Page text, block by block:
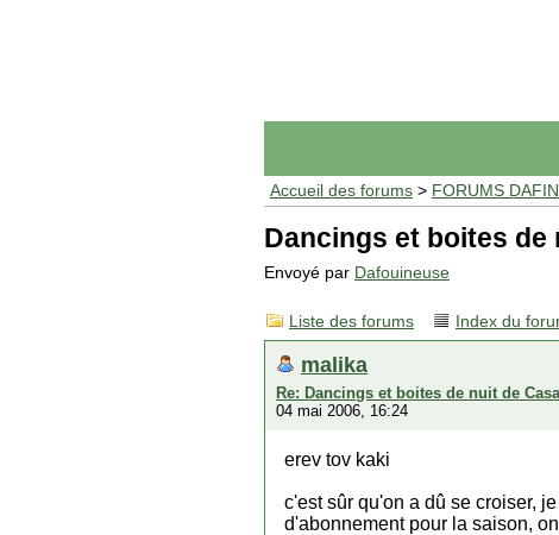
Accueil des forums > FORUMS
Dancings et boites de
Envoyé par Dafouineuse
Liste des forums Index du
malika
Re: Dancings et boites de nuit de Casa
04 mai 2006, 16:24
erev tov kaki
c'est sûr qu'on a dû se croiser,
d'abonnement pour la saison,